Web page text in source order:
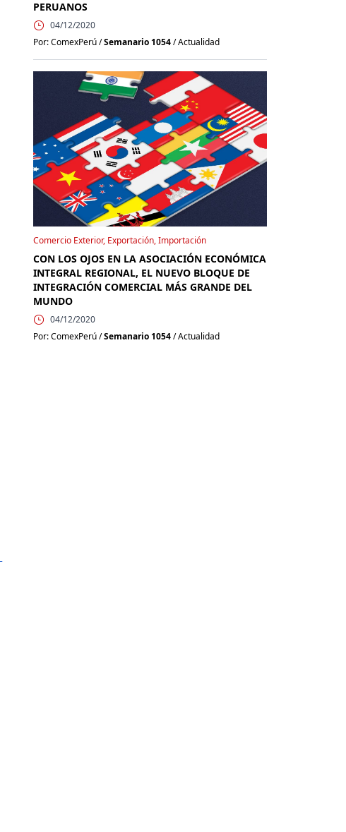
PERUANOS
04/12/2020
Por: ComexPerú /Semanario 1054/ Actualidad
Comercio Exterior, Exportación, Importación
CON LOS OJOS EN LA ASOCIACIÓN ECONÓMICA
INTEGRAL REGIONAL, EL NUEVO BLOQUE DE
INTEGRACIÓN COMERCIAL MÁS GRANDE DEL
MUNDO
04/12/2020
Por: ComexPerú /Semanario 1054/ Actualidad